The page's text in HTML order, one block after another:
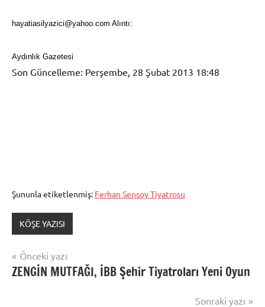
hayatiasilyazici@yahoo.com Alıntı:
Aydınlık Gazetesi
Son Güncelleme: Perşembe, 28 Şubat 2013 18:48
Şununla etiketlenmiş: Ferhan Şensoy Tiyatrosu
KÖŞE YAZISI
Yazı
gezinmesi
Önceki yazı
ZENGİN MUTFAĞI, İBB Şehir Tiyatroları Yeni Oyun
Sonraki yazı